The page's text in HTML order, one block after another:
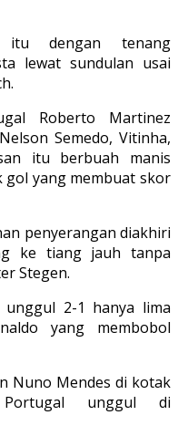
itu dengan tenang
lewat sundulan usai
Roberto Martinez
Semedo, Vitinha,
itu berbuah manis
gol yang membuat skor
penyerangan diakhiri
ke tiang jauh tanpa
Stegen.
2-1 hanya lima
yang membobol
Nuno Mendes di kotak
unggul di